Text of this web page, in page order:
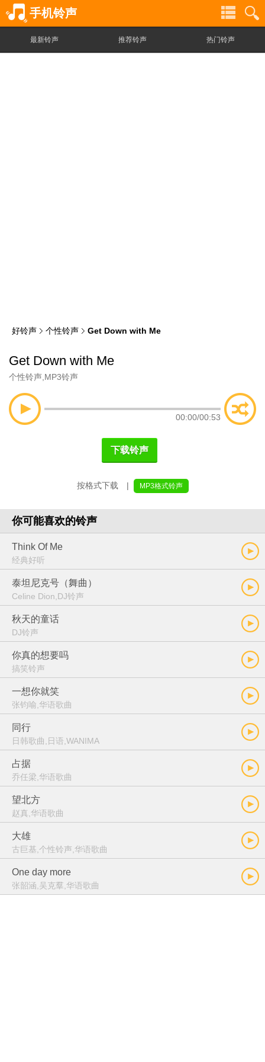
手机铃声
最新铃声 推荐铃声 热门铃声
好铃声 个性铃声 Get Down with Me
Get Down with Me
个性铃声 MP3铃声
00:00/00:53
下载铃声
按格式下载 | MP3格式铃声
你可能喜欢的铃声
Think Of Me
经典好听
泰坦尼克号（舞曲）
Celine Dion,DJ铃声
秋天的童话
DJ铃声
你真的想要吗
搞笑铃声
一想你就笑
张钧喻,华语歌曲
同行
日韩歌曲,日语,WANIMA
占据
乔任梁,华语歌曲
望北方
赵真,华语歌曲
大雄
古巨基,个性铃声,华语歌曲
One day more
张韶涵,吴克羣,华语歌曲